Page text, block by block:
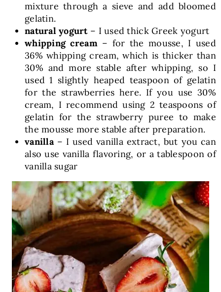
mixture through a sieve and add bloomed
gelatin.
natural yogurt– I used thick Greek yogurt
whipping cream– for the mousse, I used
36% whipping cream, which is thicker than
30% and more stable after whipping, so I
used 1 slightly heaped teaspoon of gelatin
for the strawberries here. If you use 30%
cream, I recommend using 2 teaspoons of
gelatin for the strawberry puree to make
the mousse more stable after preparation.
vanilla– I used vanilla extract, but you can
also use vanilla flavoring, or a tablespoon of
vanilla sugar